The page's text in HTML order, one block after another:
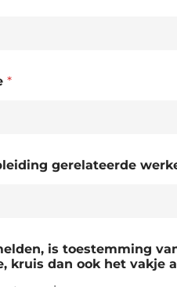
*
gerelateerde
is toestemming
kruis dan ook het vakje